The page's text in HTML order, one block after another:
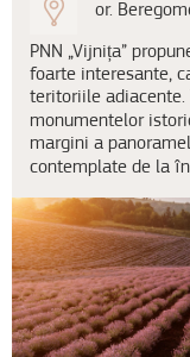
or.
PNN „Vijnița”
foarte interesante,
teritoriile adiacente.
monumentelor
margini a
contemplate de la